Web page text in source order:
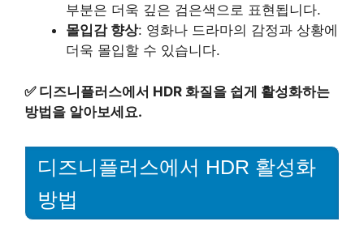
부분은 더욱 깊은 검은색으로 표현됩니다.
몰입감 향상: 영화나 드라마의 감정과 상황에
더욱 몰입할 수 있습니다.
✅ 디즈니플러스에서 HDR 화질을 쉽게 활성화하는
방법을 알아보세요.
디즈니플러스에서 HDR 활성화
방법